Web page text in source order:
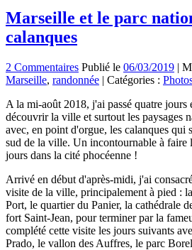
Marseille et le parc
calanques
2 Commentaires Publié le 06/03/2019 |
Marseille, randonnée | Catégories :
A la mi-août 2018, j'ai passé quatre
découvrir la ville et surtout les paysages
avec, en point d'orgue, les calanques qui
sud de la ville. Un incontournable à faire
jours dans la cité phocéenne !
Arrivé en début d'après-midi, j'ai
visite de la ville, principalement à pied :
Port, le quartier du Panier, la cathédrale
fort Saint-Jean, pour terminer par la
complété cette visite les jours suivants
Prado, le vallon des Auffres, le parc